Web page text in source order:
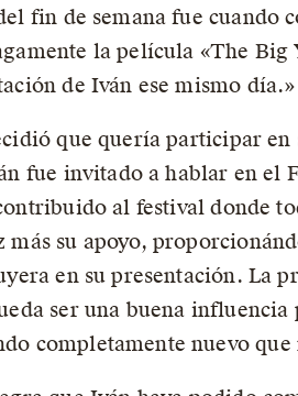
fin de semana fue cuando
la película «The
de Iván ese mismo día.»
que quería participar en
fue invitado a hablar en el
al festival donde
más su apoyo,
en su presentación. La
ser una buena
completamente nuevo